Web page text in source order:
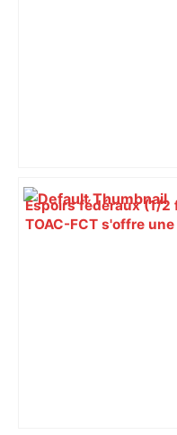
Espoirs fédéraux (1/2
TOAC-FCT s'offre